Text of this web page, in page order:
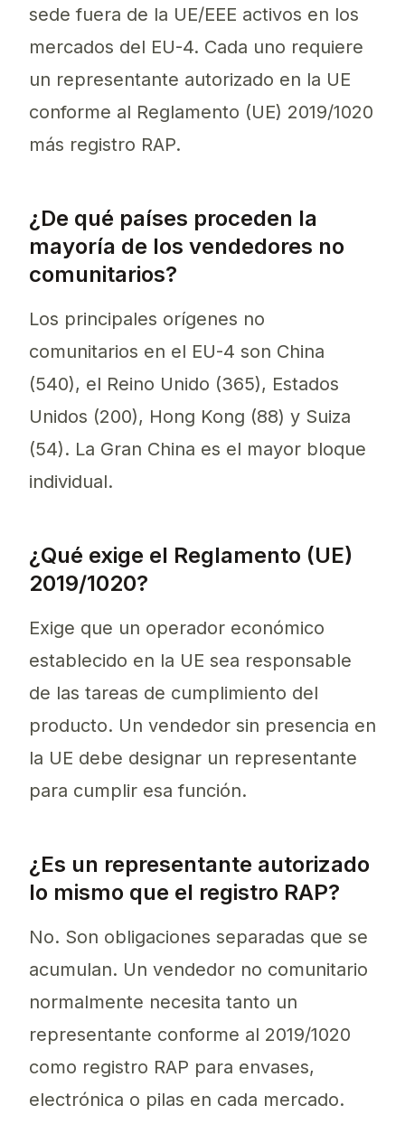
sede fuera de la UE/EEE activos en los
mercados del EU-4. Cada uno requiere
un representante autorizado en la UE
conforme al Reglamento (UE) 2019/1020
más registro RAP.
¿De qué países proceden la
mayoría de los vendedores no
comunitarios?
Los principales orígenes no
comunitarios en el EU-4 son China
(540), el Reino Unido (365), Estados
Unidos (200), Hong Kong (88) y Suiza
(54). La Gran China es el mayor bloque
individual.
¿Qué exige el Reglamento (UE)
2019/1020?
Exige que un operador económico
establecido en la UE sea responsable
de las tareas de cumplimiento del
producto. Un vendedor sin presencia en
la UE debe designar un representante
para cumplir esa función.
¿Es un representante autorizado
lo mismo que el registro RAP?
No. Son obligaciones separadas que se
acumulan. Un vendedor no comunitario
normalmente necesita tanto un
representante conforme al 2019/1020
como registro RAP para envases,
electrónica o pilas en cada mercado.